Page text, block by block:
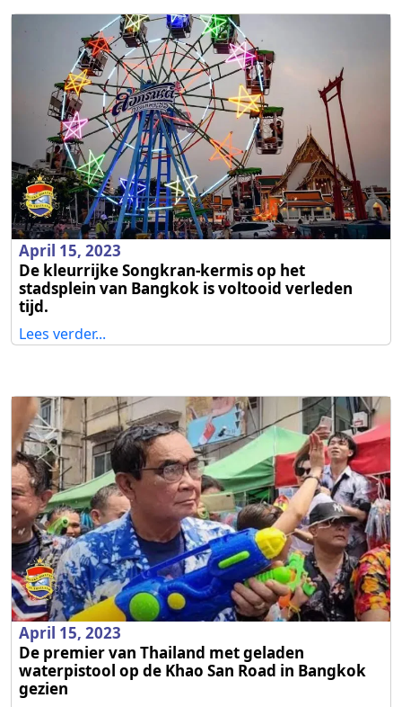
April 15, 2023
De kleurrijke Songkran-kermis op het
stadsplein van Bangkok is voltooid verleden
tijd.
Lees verder...
April 15, 2023
De premier van Thailand met geladen
waterpistool op de Khao San Road in Bangkok
gezien